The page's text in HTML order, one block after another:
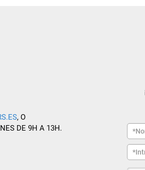
, O
DE 9H A 13H.